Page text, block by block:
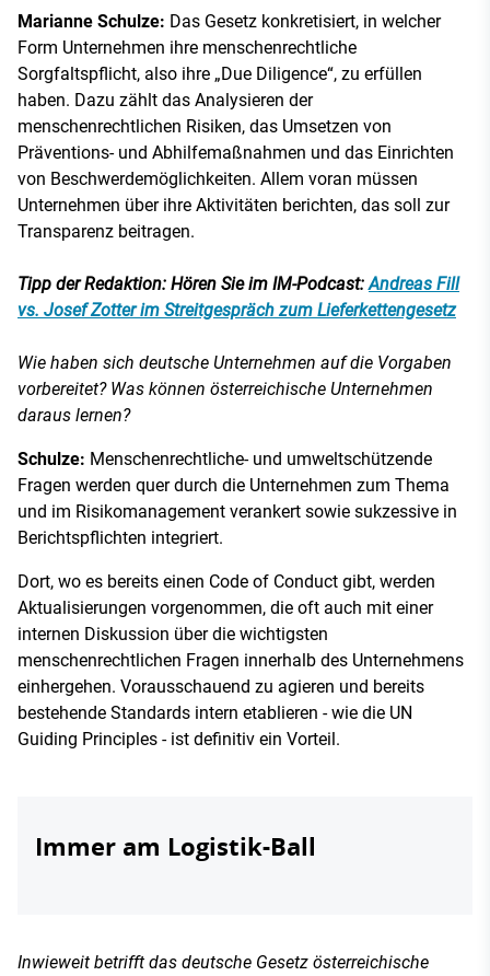
Marianne Schulze: Das Gesetz konkretisiert, in welcher
Form Unternehmen ihre menschenrechtliche
Sorgfaltspflicht, also ihre „Due Diligence“, zu erfüllen
haben. Dazu zählt das Analysieren der
menschenrechtlichen Risiken, das Umsetzen von
Präventions- und Abhilfemaßnahmen und das Einrichten
von Beschwerdemöglichkeiten. Allem voran müssen
Unternehmen über ihre Aktivitäten berichten, das soll zur
Transparenz beitragen.
Tipp der Redaktion: Hören Sie im IM-Podcast:Andreas Fill
vs. Josef Zotter im Streitgespräch zum Lieferkettengesetz
Wie haben sich deutsche Unternehmen auf die Vorgaben
vorbereitet? Was können österreichische Unternehmen
daraus lernen?
Schulze: Menschenrechtliche- und umweltschützende
Fragen werden quer durch die Unternehmen zum Thema
und im Risikomanagement verankert sowie sukzessive in
Berichtspflichten integriert.
Dort, wo es bereits einen Code of Conduct gibt, werden
Aktualisierungen vorgenommen, die oft auch mit einer
internen Diskussion über die wichtigsten
menschenrechtlichen Fragen innerhalb des Unternehmens
einhergehen. Vorausschauend zu agieren und bereits
bestehende Standards intern etablieren - wie die UN
Guiding Principles - ist definitiv ein Vorteil.
Immer am Logistik-Ball
Inwieweit betrifft das deutsche Gesetz österreichische